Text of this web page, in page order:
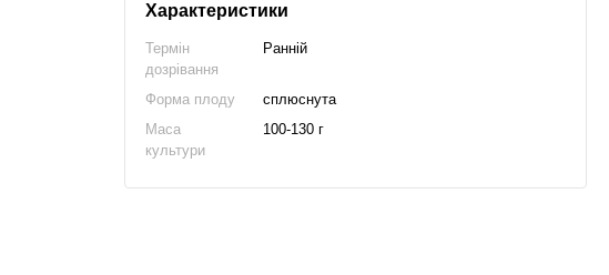
Характеристики
Термін
дозрівання
Ранній
Форма плоду
сплюснута
Маса
культури
100-130 г